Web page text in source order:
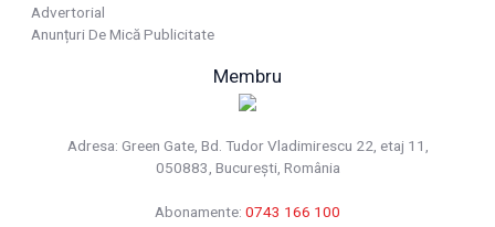
Advertorial
Anunțuri De Mică Publicitate
Membru
Adresa: Green Gate, Bd. Tudor Vladimirescu 22, etaj 11,
050883, Bucureşti, România
Abonamente: 0743 166 100